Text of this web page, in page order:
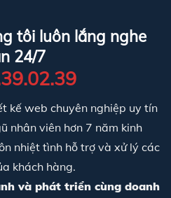
tôi luôn lắng nghe
24/7
kế web chuyên nghiệp uy tín
nhân viên hơn 7 năm kinh
nhiệt tình hỗ trợ và xử lý các
khách hàng.
và phát triển cùng doanh